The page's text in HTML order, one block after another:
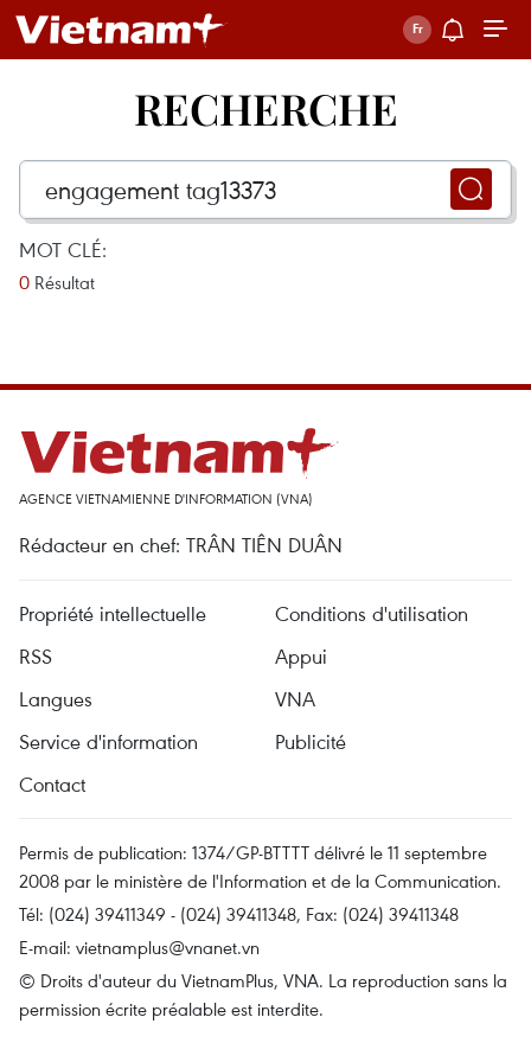
RECHERCHE
MOT CLÉ:
0 Résultat
AGENCE VIETNAMIENNE D'INFORMATION (VNA)
Rédacteur en chef: TRÂN TIÊN DUÂN
Propriété intellectuelle
Conditions d'utilisation
RSS
Appui
Langues
VNA
Service d'information
Publicité
Contact
Permis de publication: 1374/GP-BTTTT délivré le 11 septembre
2008 par le ministère de l'Information et de la Communication.
Tél: (024) 39411349 - (024) 39411348, Fax: (024) 39411348
E-mail: vietnamplus@vnanet.vn
© Droits d'auteur du VietnamPlus, VNA. La reproduction sans la
permission écrite préalable est interdite.